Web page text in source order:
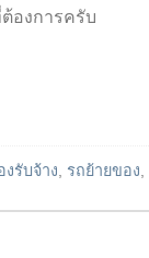
องการครับ
งรับจ้าง รถย้ายของ